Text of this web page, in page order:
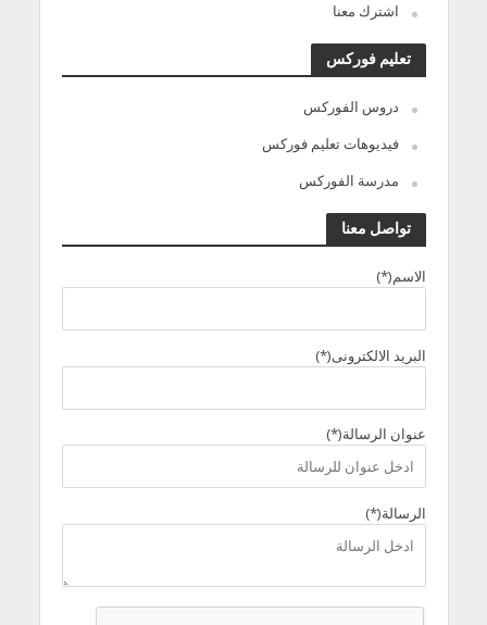
اشترك معنا
تعليم فوركس
دروس الفوركس
فيديوهات تعليم فوركس
مدرسة الفوركس
تواصل معنا
الاسم(*)
البريد الالكترونى(*)
عنوان الرسالة(*)
الرسالة(*)